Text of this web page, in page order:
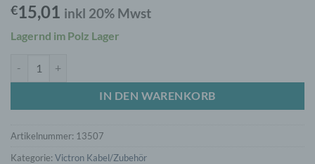
€15,01 inkl 20% Mwst
Lagernd im Polz Lager
IN DEN WARENKORB
Artikelnummer: 13507
Kategorie: Victron Kabel/Zubehör